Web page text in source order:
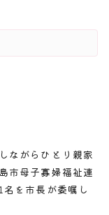
ながらひとり親家
市母子寡婦福祉連
を市長が委嘱し